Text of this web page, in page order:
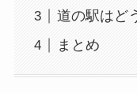
道の駅はど
まとめ